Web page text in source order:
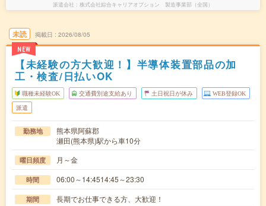
派遣会社 株式会社綜合キャリアオプション 製造事業部（全国）
未読
NEW
掲載日 2026/08/05
【未経験の方大歓迎！】半導体装置部品の加
工・検査/日払いOK
職種未経験OK 交通費別途支給あり 土日祝日が休み WEB登録OK
派遣
勤務地
熊本県阿蘇郡
瀬田(熊本県)駅から車10分
曜日頻度 月～金
時間 06:00～14:4514:45～23:30
期間 長期でお仕事できる方、大歓迎！